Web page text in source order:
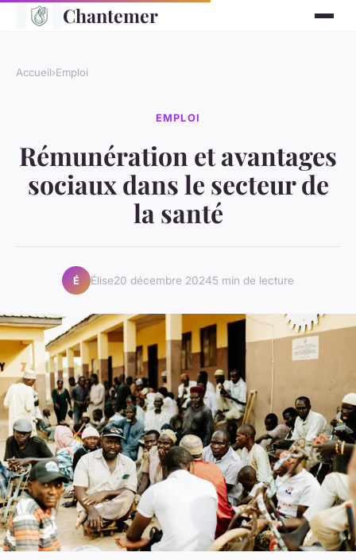
Chantemer
Accueil›Emploi
EMPLOI
Rémunération et avantages
sociaux dans le secteur de
la santé
É Élise20 décembre 20245 min de lecture